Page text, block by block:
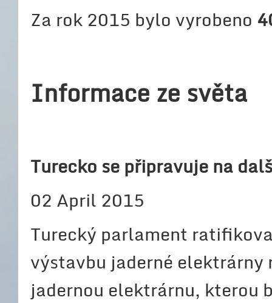
Za rok 2015 bylo vyrobeno
Informace ze světa
Turecko se připravuje na
02 April 2015
Turecký parlament
výstavbu jaderné
jadernou elektrárnu, kterou